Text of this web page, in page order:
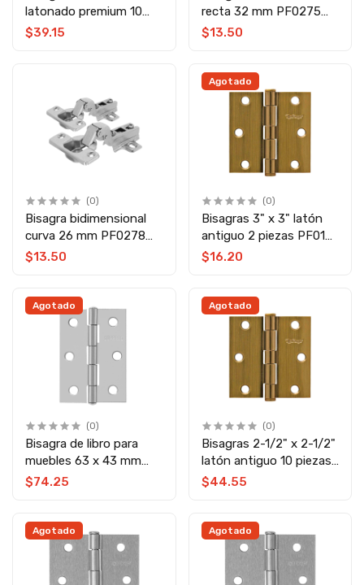
latonado premium 10
piezas PF0104 Top
$39.15
recta 32 mm PF0275
Top Forge
$13.50
(0)
Bisagra bidimensional
curva 26 mm PF0278
Top Forge
$13.50
Agotado
(0)
Bisagras 3" x 3" latón
antiguo 2 piezas PF0121
Top Forge
$16.20
Agotado
(0)
Bisagra de libro para
muebles 63 x 43 mm
3009-0063-49 Soprano
$74.25
Agotado
(0)
Bisagras 2-1/2" x 2-1/2"
latón antiguo 10 piezas
PF0110 Top Forge
$44.55
Agotado Agotado